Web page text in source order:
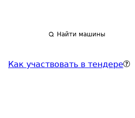
Найти машины
Как участвовать в тендере